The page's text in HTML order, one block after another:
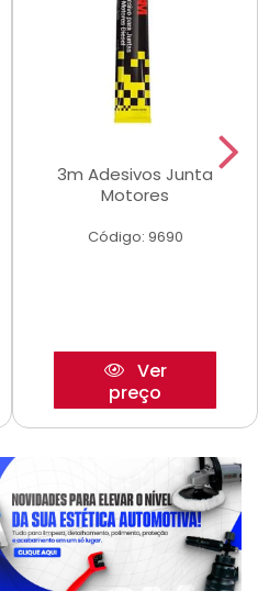
3m Adesivos Junta
Motores
Código: 9690
Ver
preço